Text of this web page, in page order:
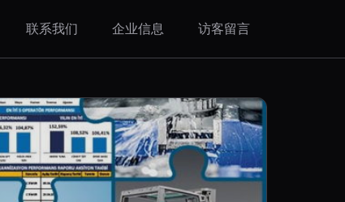
联系我们 企业信息 访客留言